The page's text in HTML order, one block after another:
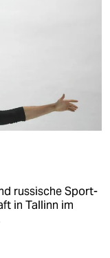
russische Sport­
in Tallinn im